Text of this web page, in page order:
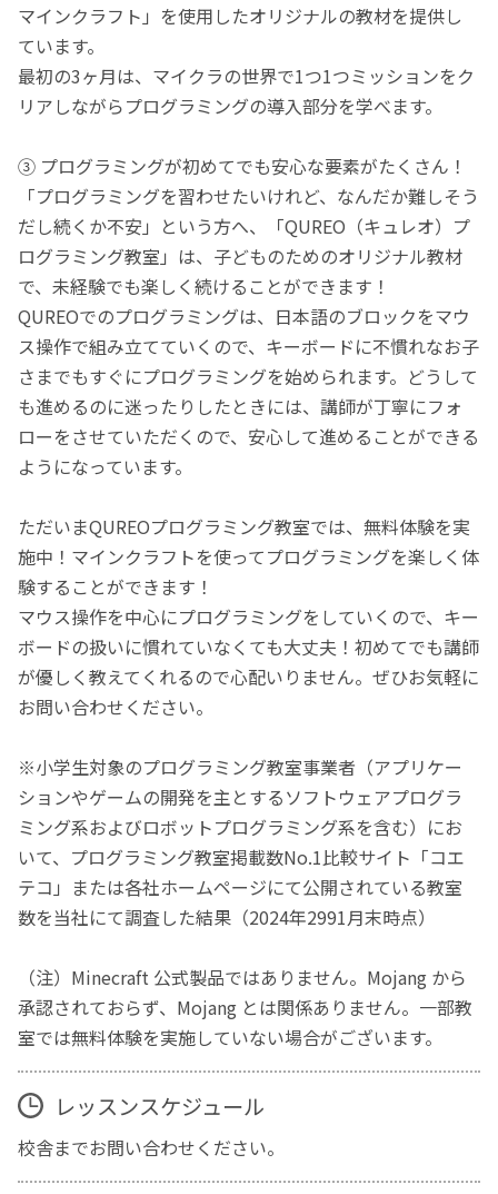
マインクラフト」を使用したオリジナルの教材を提供し
ています。
最初の3ヶ月は、マイクラの世界で1つ1つミッションをク
リアしながらプログラミングの導入部分を学べます。
③ プログラミングが初めてでも安心な要素がたくさん！
「プログラミングを習わせたいけれど、なんだか難しそう
だし続くか不安」という方へ、「QUREO（キュレオ）プ
ログラミング教室」は、子どものためのオリジナル教材
で、未経験でも楽しく続けることができます！
QUREOでのプログラミングは、日本語のブロックをマウ
ス操作で組み立てていくので、キーボードに不慣れなお子
さまでもすぐにプログラミングを始められます。どうして
も進めるのに迷ったりしたときには、講師が丁寧にフォ
ローをさせていただくので、安心して進めることができる
ようになっています。
ただいまQUREOプログラミング教室では、無料体験を実
施中！マインクラフトを使ってプログラミングを楽しく体
験することができます！
マウス操作を中心にプログラミングをしていくので、キー
ボードの扱いに慣れていなくても大丈夫！初めてでも講師
が優しく教えてくれるので心配いりません。ぜひお気軽に
お問い合わせください。
※小学生対象のプログラミング教室事業者（アプリケー
ションやゲームの開発を主とするソフトウェアプログラ
ミング系およびロボットプログラミング系を含む）にお
いて、プログラミング教室掲載数No.1比較サイト「コエ
テコ」または各社ホームページにて公開されている教室
数を当社にて調査した結果（2024年2991月末時点）
（注）Minecraft 公式製品ではありません。Mojang から
承認されておらず、Mojang とは関係ありません。一部教
室では無料体験を実施していない場合がございます。
レッスンスケジュール
校舎までお問い合わせください。